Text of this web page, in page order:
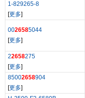
1-829265-8
[更多]
0026585044
[更多]
22658275
[更多]
85002658904
[更多]